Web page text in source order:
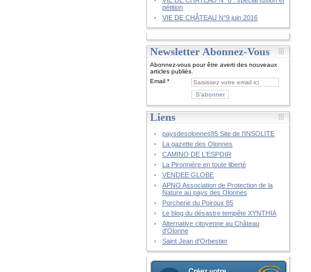
pétition
VIE DE CHÂTEAU N°9 juin 2016
Newsletter Abonnez-Vous
Abonnez-vous pour être averti des nouveaux
articles publiés.
Email
Liens
paysdesolonnes85 Site de l'INSOLITE
La gazette des Olonnes
CAMINO DE L'ESPOIR
La Pironnière en toute liberté
VENDEE GLOBE
APNO Association de Protection de la
Nature au pays des Olonnes
Porcherie du Poiroux 85
Le blog du désastre tempête XYNTHIA
Alternative citoyenne au Château
d'Olonne
Saint Jean d'Orbestier